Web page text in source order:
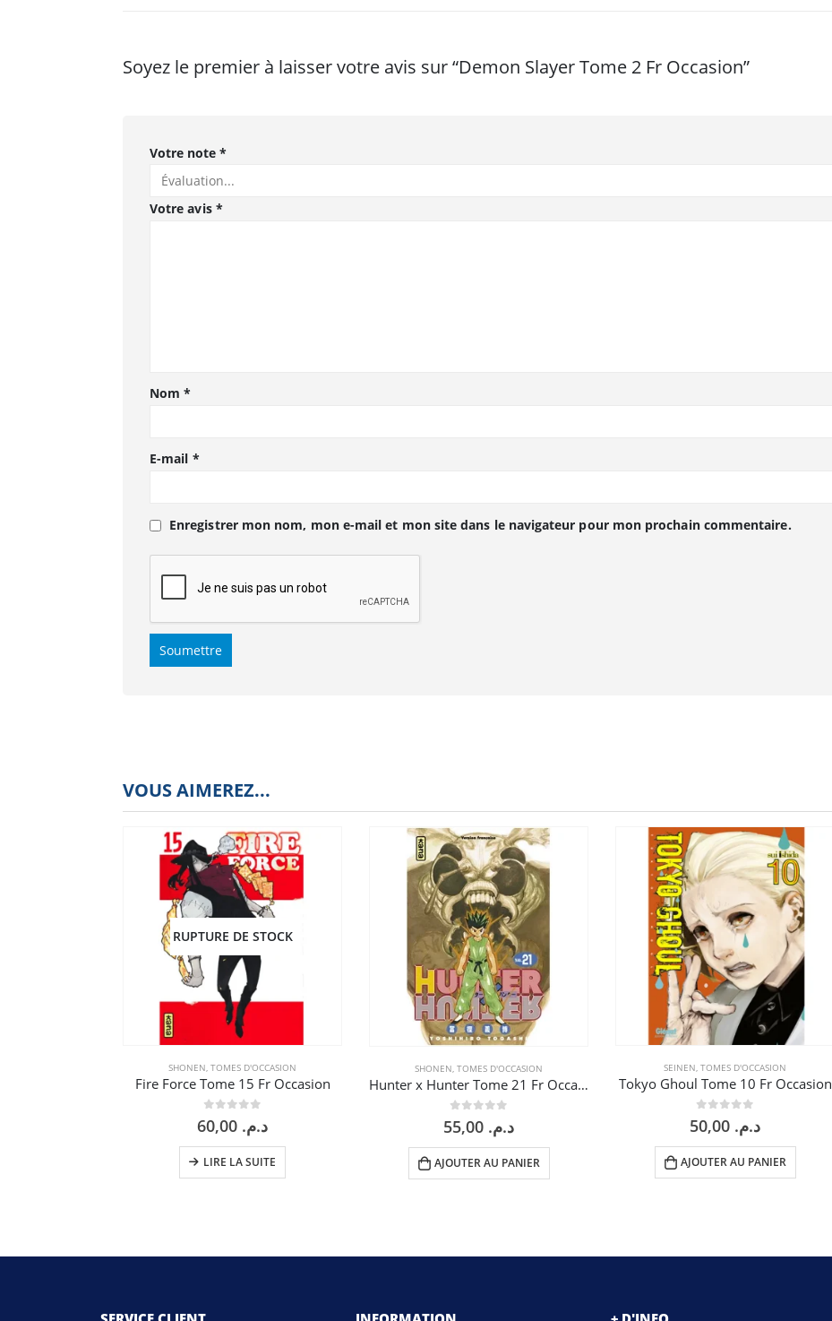
Soyez le premier à laisser votre avis sur “Demon Slayer Tome 2 Fr Occasion”
Votre note *
Votre avis *
Nom*
E-mail *
Enregistrer mon nom, mon e-mail et mon site dans le navigateur pour mon prochain commentaire.
VOUS AIMEREZ...
RUPTURE DE STOCK
SHONEN, TOMES D'OCCASION
Fire Force Tome 15 Fr Occasion
0sur 5د.م.
LIRE LA SUITE
SHONEN, TOMES D'OCCASION
Hunter x Hunter Tome 21 Fr Occasion
0sur 5د.م.
AJOUTER AU PANIER
SEINEN, TOMES D'OCCASION
Tokyo Ghoul Tome 10 Fr Occasion
0sur 5د.م.
AJOUTER AU PANIER